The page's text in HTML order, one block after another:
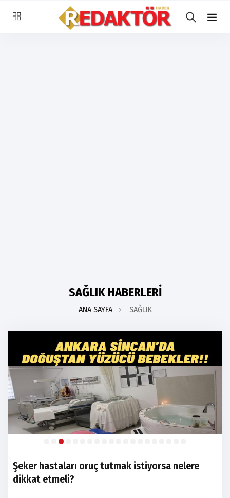
SAĞLIK HABERLERİ
ANA SAYFA SAĞLIK
Şeker hastaları oruç tutmak istiyorsa nelere
dikkat etmeli?